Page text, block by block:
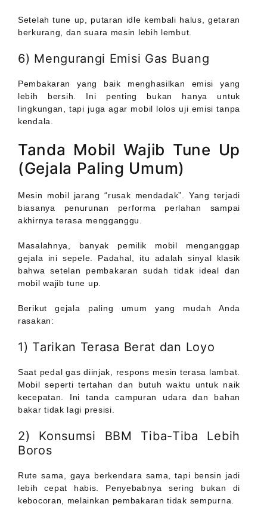
Setelah tune up, putaran idle kembali halus, getaran
berkurang, dan suara mesin lebih lembut.
6) Mengurangi Emisi Gas Buang
Pembakaran yang baik menghasilkan emisi yang
lebih bersih. Ini penting bukan hanya untuk
lingkungan, tapi juga agar mobil lolos uji emisi tanpa
kendala.
Tanda Mobil Wajib Tune Up
(Gejala Paling Umum)
Mesin mobil jarang “rusak mendadak”. Yang terjadi
biasanya penurunan performa perlahan sampai
akhirnya terasa mengganggu.
Masalahnya, banyak pemilik mobil menganggap
gejala ini sepele. Padahal, itu adalah sinyal klasik
bahwa setelan pembakaran sudah tidak ideal dan
mobil wajib tune up.
Berikut gejala paling umum yang mudah Anda
rasakan:
1) Tarikan Terasa Berat dan Loyo
Saat pedal gas diinjak, respons mesin terasa lambat.
Mobil seperti tertahan dan butuh waktu untuk naik
kecepatan. Ini tanda campuran udara dan bahan
bakar tidak lagi presisi.
2) Konsumsi BBM Tiba-Tiba Lebih
Boros
Rute sama, gaya berkendara sama, tapi bensin jadi
lebih cepat habis. Penyebabnya sering bukan di
kebocoran, melainkan pembakaran tidak sempurna.